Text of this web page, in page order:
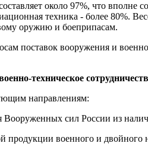
около 97%, что
техника - более 80%.
оружию и боеприпасам.
поставок вооружения и
техническое
направлениям:
Вооруженных сил России из
продукции военного и двойного